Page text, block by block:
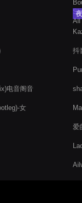
电音阁音
女
抖
爱